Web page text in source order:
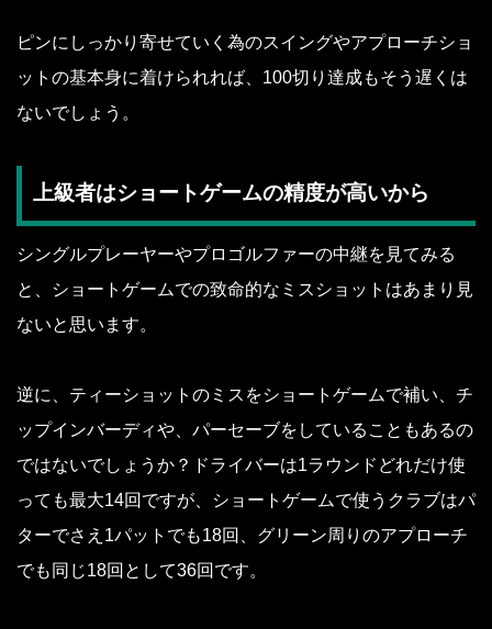
ピンにしっかり寄せていく為のスイングやアプローチショ
ットの基本身に着けられれば、100切り達成もそう遅くは
ないでしょう。
上級者はショートゲームの精度が高いから
シングルプレーヤーやプロゴルファーの中継を見てみる
と、ショートゲームでの致命的なミスショットはあまり見
ないと思います。
逆に、ティーショットのミスをショートゲームで補い、チ
ップインバーディや、パーセーブをしていることもあるの
ではないでしょうか？ドライバーは1ラウンドどれだけ使
っても最大14回ですが、ショートゲームで使うクラブはパ
ターでさえ1パットでも18回、グリーン周りのアプローチ
でも同じ18回として36回です。